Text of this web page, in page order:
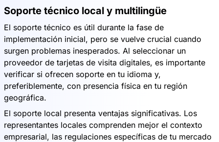
Soporte técnico local y multilingüe
El soporte técnico es útil durante la fase de
implementación inicial, pero se vuelve crucial cuando
surgen problemas inesperados. Al seleccionar un
proveedor de tarjetas de visita digitales, es importante
verificar si ofrecen soporte en tu idioma y,
preferiblemente, con presencia física en tu región
geográfica.
El soporte local presenta ventajas significativas. Los
representantes locales comprenden mejor el contexto
empresarial, las regulaciones específicas de tu mercado